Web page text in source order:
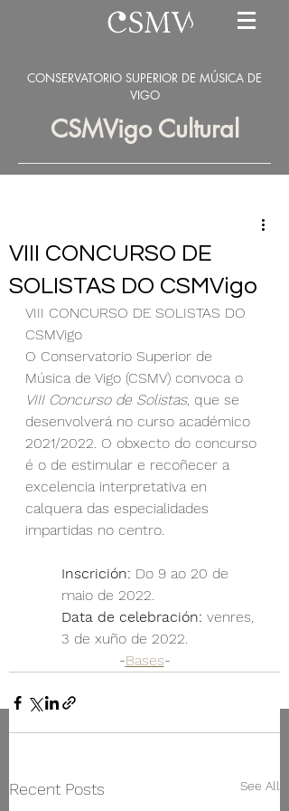
CONSERVATORIO SUPERIOR DE MÚSICA DE
VIGO
CSMVigo Cultural
VIII CONCURSO DE
SOLISTAS DO CSMVigo
VIII CONCURSO DE SOLISTAS DO
CSMVigo
O Conservatorio Superior de
Música de Vigo (CSMV) convoca o
VIII Concurso de Solistas, que se
desenvolverá no curso académico
2021/2022. O obxecto do concurso
é o de estimular e recoñecer a
excelencia interpretativa en
calquera das especialidades
impartidas no centro.
Inscrición: Do 9 ao 20 de
maio de 2022.
Data de celebración: venres,
3 de xuño de 2022.
-Bases-
Recent Posts See All